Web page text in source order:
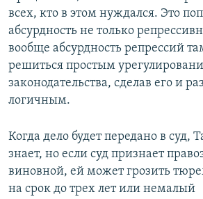
всех, кто в этом нуждался. Это
абсурдность не только
вообще абсурдность репрессий
решиться простым
законодательства, сделав его и
логичным.
Когда дело будет передано в суд,
знает, но если суд признает
виновной, ей может грозить
на срок до трех лет или немалый